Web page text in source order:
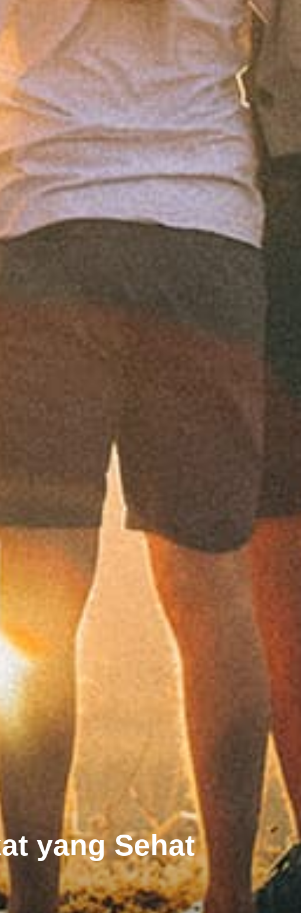
yang Sehat